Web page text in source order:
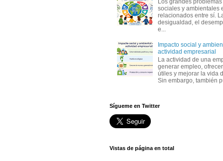
Los grandes
sociales y ambientales
relacionados entre sí.
desigualdad, el
e...
Impacto social y
actividad empresarial
La actividad de una
generar empleo,
útiles y mejorar la vida
Sin embargo, también
Sígueme en Twitter
Vistas de página en total